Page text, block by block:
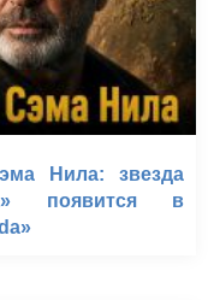
Нила: звезда
появится в